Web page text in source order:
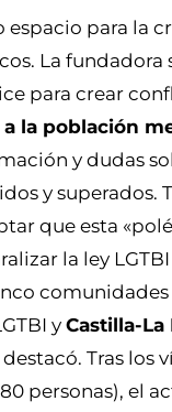
espacio para la
La fundadora
para crear
a la población
y dudas
y superados.
que esta
la ley
y Castilla-La
destacó. Tras los
personas), el